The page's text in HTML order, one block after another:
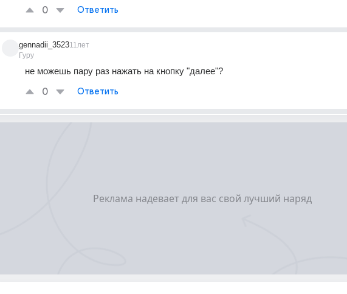
0 Ответить
gennadii_3523
Гуру
11лет
не можешь пару раз нажать на кнопку "далее"?
0 Ответить